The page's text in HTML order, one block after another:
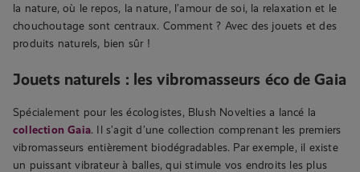
la nature, où le repos, la nature, l’amour de soi, la relaxation et le
chouchoutage sont centraux. Comment ? Avec des jouets et des
produits naturels, bien sûr !
Jouets naturels : les vibromasseurs éco de Gaia
Spécialement pour les écologistes, Blush Novelties a lancé la
collection Gaia. Il s’agit d’une collection comprenant les premiers
vibromasseurs entièrement biodégradables. Par exemple, il existe
un puissant vibrateur à balles, qui stimule vos endroits les plus